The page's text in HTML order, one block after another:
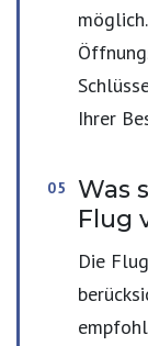
Ihrer
Was
Flug
Die